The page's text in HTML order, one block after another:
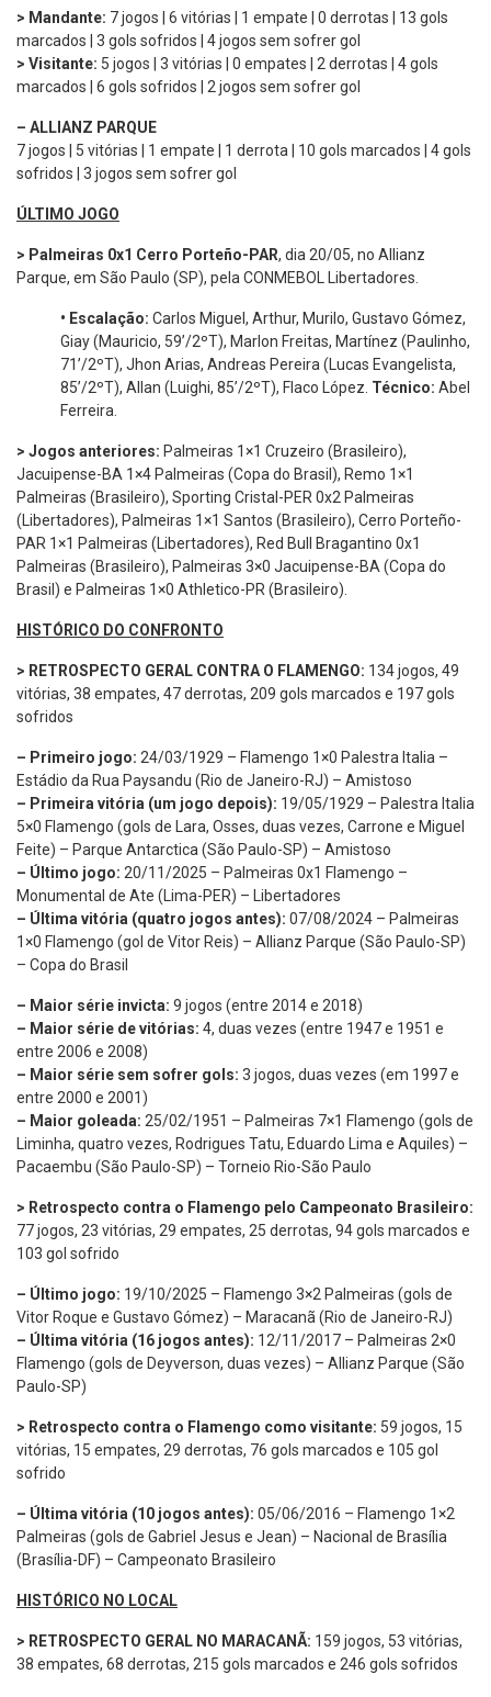
> Mandante: 7 jogos | 6 vitórias | 1 empate | 0 derrotas | 13 gols
marcados | 3 gols sofridos | 4 jogos sem sofrer gol
> Visitante: 5 jogos | 3 vitórias | 0 empates | 2 derrotas | 4 gols
marcados | 6 gols sofridos | 2 jogos sem sofrer gol
– ALLIANZ PARQUE
7 jogos | 5 vitórias | 1 empate | 1 derrota | 10 gols marcados | 4 gols
sofridos | 3 jogos sem sofrer gol
ÚLTIMO JOGO
> Palmeiras 0x1 Cerro Porteño-PAR, dia 20/05, no Allianz
Parque, em São Paulo (SP), pela CONMEBOL Libertadores.
• Escalação: Carlos Miguel, Arthur, Murilo, Gustavo Gómez,
Giay (Mauricio, 59’/2ºT), Marlon Freitas, Martínez (Paulinho,
71’/2ºT), Jhon Arias, Andreas Pereira (Lucas Evangelista,
85’/2ºT), Allan (Luighi, 85’/2ºT), Flaco López. Técnico: Abel
Ferreira.
> Jogos anteriores: Palmeiras 1×1 Cruzeiro (Brasileiro),
Jacuipense-BA 1×4 Palmeiras (Copa do Brasil), Remo 1×1
Palmeiras (Brasileiro), Sporting Cristal-PER 0x2 Palmeiras
(Libertadores), Palmeiras 1×1 Santos (Brasileiro), Cerro Porteño-
PAR 1×1 Palmeiras (Libertadores), Red Bull Bragantino 0x1
Palmeiras (Brasileiro), Palmeiras 3×0 Jacuipense-BA (Copa do
Brasil) e Palmeiras 1×0 Athletico-PR (Brasileiro).
HISTÓRICO DO CONFRONTO
> RETROSPECTO GERAL CONTRA O FLAMENGO: 134 jogos, 49
vitórias, 38 empates, 47 derrotas, 209 gols marcados e 197 gols
sofridos
– Primeiro jogo: 24/03/1929 – Flamengo 1×0 Palestra Italia –
Estádio da Rua Paysandu (Rio de Janeiro-RJ) – Amistoso
– Primeira vitória (um jogo depois): 19/05/1929 – Palestra Italia
5×0 Flamengo (gols de Lara, Osses, duas vezes, Carrone e Miguel
Feite) – Parque Antarctica (São Paulo-SP) – Amistoso
– Último jogo: 20/11/2025 – Palmeiras 0x1 Flamengo –
Monumental de Ate (Lima-PER) – Libertadores
– Última vitória (quatro jogos antes): 07/08/2024 – Palmeiras
1×0 Flamengo (gol de Vitor Reis) – Allianz Parque (São Paulo-SP)
– Copa do Brasil
– Maior série invicta: 9 jogos (entre 2014 e 2018)
– Maior série de vitórias: 4, duas vezes (entre 1947 e 1951 e
entre 2006 e 2008)
– Maior série sem sofrer gols: 3 jogos, duas vezes (em 1997 e
entre 2000 e 2001)
– Maior goleada: 25/02/1951 – Palmeiras 7×1 Flamengo (gols de
Liminha, quatro vezes, Rodrigues Tatu, Eduardo Lima e Aquiles) –
Pacaembu (São Paulo-SP) – Torneio Rio-São Paulo
> Retrospecto contra o Flamengo pelo Campeonato Brasileiro:
77 jogos, 23 vitórias, 29 empates, 25 derrotas, 94 gols marcados e
103 gol sofrido
– Último jogo: 19/10/2025 – Flamengo 3×2 Palmeiras (gols de
Vitor Roque e Gustavo Gómez) – Maracanã (Rio de Janeiro-RJ)
– Última vitória (16 jogos antes): 12/11/2017 – Palmeiras 2×0
Flamengo (gols de Deyverson, duas vezes) – Allianz Parque (São
Paulo-SP)
> Retrospecto contra o Flamengo como visitante: 59 jogos, 15
vitórias, 15 empates, 29 derrotas, 76 gols marcados e 105 gol
sofrido
– Última vitória (10 jogos antes): 05/06/2016 – Flamengo 1×2
Palmeiras (gols de Gabriel Jesus e Jean) – Nacional de Brasília
(Brasília-DF) – Campeonato Brasileiro
HISTÓRICO NO LOCAL
> RETROSPECTO GERAL NO MARACANÃ: 159 jogos, 53 vitórias,
38 empates, 68 derrotas, 215 gols marcados e 246 gols sofridos